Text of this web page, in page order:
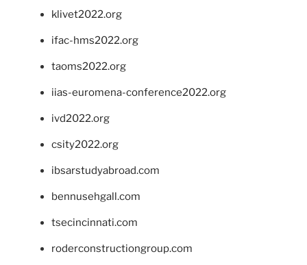
klivet2022.org
ifac-hms2022.org
taoms2022.org
iias-euromena-conference2022.org
ivd2022.org
csity2022.org
ibsarstudyabroad.com
bennusehgall.com
tsecincinnati.com
roderconstructiongroup.com